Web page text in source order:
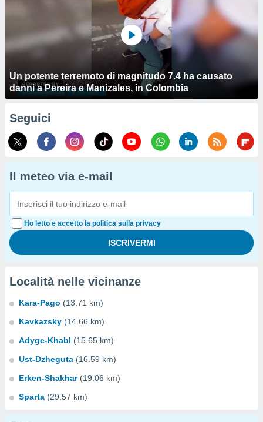
Un potente terremoto di magnitudo 7.4 ha causato
danni a Pereira e Manizales, in Colombia
Seguici
Il meteo via e-mail
Ho letto e accetto la politica sulla privacy
Località nelle vicinanze
Kara-Pago (13.71 km)
Kavkazsky (14.66 km)
Adyge-Khabl (15.65 km)
Ust-Dzheguta (16.59 km)
Erken-Shakhar (19.06 km)
Sparta (29.57 km)